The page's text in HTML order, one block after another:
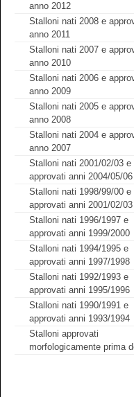
anno 2012
Stalloni nati 2008 e
anno 2011
Stalloni nati 2007 e
anno 2010
Stalloni nati 2006 e
anno 2009
Stalloni nati 2005 e
anno 2008
Stalloni nati 2004 e
anno 2007
Stalloni nati 2001/02/03 e
approvati anni 2004/05/06
Stalloni nati 1998/99/00 e
approvati anni 2001/02/03
Stalloni nati 1996/1997 e
approvati anni 1999/2000
Stalloni nati 1994/1995 e
approvati anni 1997/1998
Stalloni nati 1992/1993 e
approvati anni 1995/1996
Stalloni nati 1990/1991 e
approvati anni 1993/1994
Stalloni approvati
morfologicamente prima